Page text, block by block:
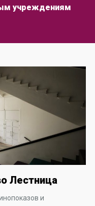
учреждениям
Лестница
и